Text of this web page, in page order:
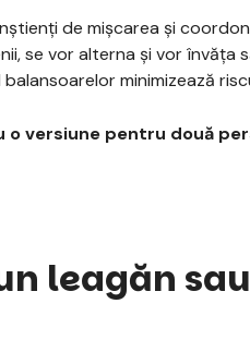
de mișcarea și
se vor alterna și vor învăța
minimizează
o versiune pentru două
leagăn